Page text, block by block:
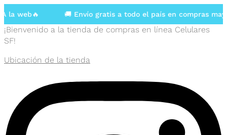
🚚 Envío gratis a todo el país en compras
¡Bienvenido a la tienda de compras en línea Celulares
SF!
Ubicación de la tienda